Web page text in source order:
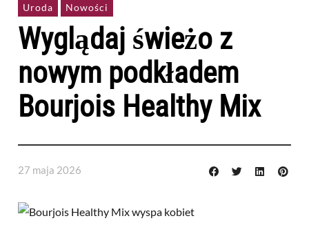
Uroda Nowości
Wyglądaj świeżo z
nowym podkładem
Bourjois Healthy Mix
27 maja 2026